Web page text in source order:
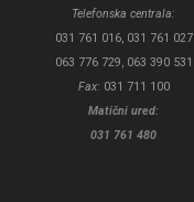
Telefonska centrala:
031 761 016, 031 761 027
063 776 729, 063 390 531
Fax: 031 711 100
Matični ured:
031 761 480